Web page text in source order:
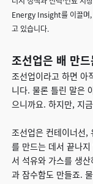
Energy Insight를 이끌며,
고 있습니다.
조선업은 배 만
조선업이라고 하면 아
니다. 물론 틀린 말은
으니까요. 하지만, 지
조선업은 컨테이너선,
를 만드는 데서 끝나
서 석유와 가스를 생
과 잠수함도 만들죠.